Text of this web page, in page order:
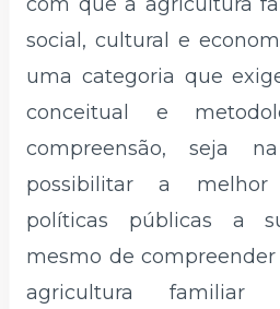
social, cultural e
uma categoria que
conceitual e
compreensão, seja
possibilitar a melhor
políticas públicas a
mesmo de
agricultura